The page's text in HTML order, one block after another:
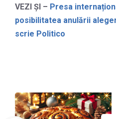
VEZI ȘI – Presa
posibilitatea anulării
scrie Politico